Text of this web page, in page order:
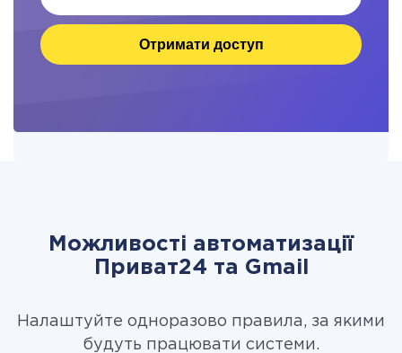
Отримати доступ
Можливості автоматизації
Приват24 та Gmail
Налаштуйте одноразово правила, за якими
будуть працювати системи.